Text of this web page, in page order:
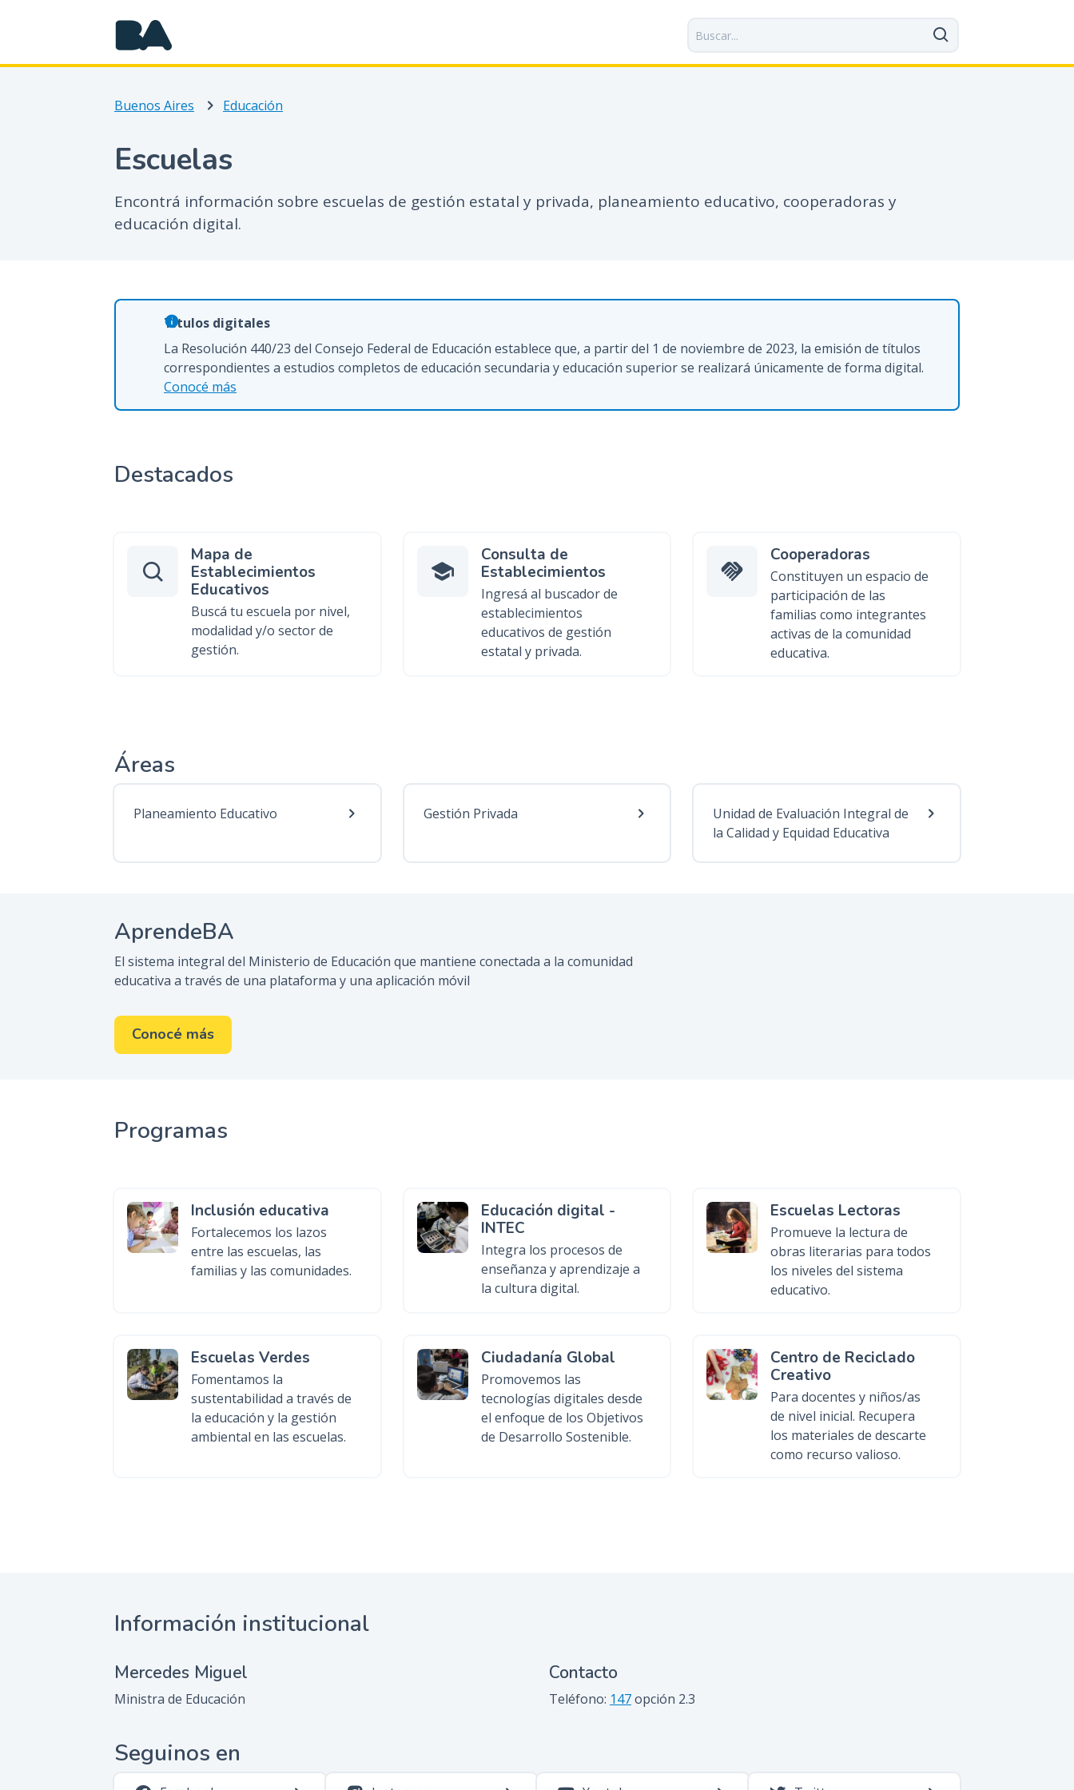
a
t
o
i
n
i
Buenos Aires Educación
Escuelas
Encontrá información sobre escuelas de gestión estatal y privada, planeamiento educativo, cooperadoras y
educación digital.
Títulos digitales
La Resolución 440/23 del Consejo Federal de Educación establece que, a partir del 1 de noviembre de 2023, la emisión de títulos
correspondientes a estudios completos de educación secundaria y educación superior se realizará únicamente de forma digital.
Conocé más
Destacados
Mapa de
Establecimientos
Educativos
Buscá tu escuela por nivel,
modalidad y/o sector de
gestión.
Consulta de
Establecimientos
Ingresá al buscador de
establecimientos
educativos de gestión
estatal y privada.
Cooperadoras
Constituyen un espacio de
participación de las
familias como integrantes
activas de la comunidad
educativa.
Áreas
Planeamiento Educativo Gestión Privada
Unidad de Evaluación Integral de
la Calidad y Equidad Educativa
AprendeBA
El sistema integral del Ministerio de Educación que mantiene conectada a la comunidad
educativa a través de una plataforma y una aplicación móvil
Conocé más
Programas
Inclusión educativa
Fortalecemos los lazos
entre las escuelas, las
familias y las comunidades.
Educación digital -
INTEC
Integra los procesos de
enseñanza y aprendizaje a
la cultura digital.
Escuelas Lectoras
Promueve la lectura de
obras literarias para todos
los niveles del sistema
educativo.
Escuelas Verdes
Fomentamos la
sustentabilidad a través de
la educación y la gestión
ambiental en las escuelas.
Ciudadanía Global
Promovemos las
tecnologías digitales desde
el enfoque de los Objetivos
de Desarrollo Sostenible.
Centro de Reciclado
Creativo
Para docentes y niños/as
de nivel inicial. Recupera
los materiales de descarte
como recurso valioso.
Información institucional
Mercedes Miguel
Ministra de Educación
Contacto
Teléfono: 147opción 2.3
Seguinos en